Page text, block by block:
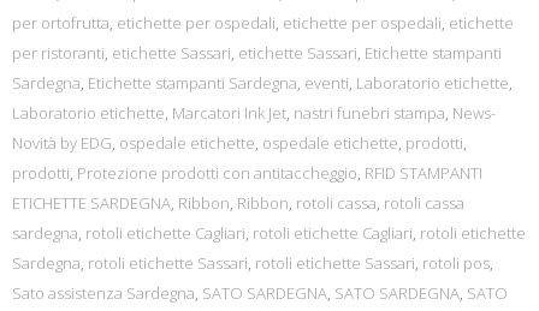
per ortofrutta, etichette per ospedali, etichette per ospedali, etichette
per ristoranti, etichette Sassari, etichette Sassari, Etichette stampanti
Sardegna, Etichette stampanti Sardegna, eventi, Laboratorio etichette,
Laboratorio etichette, Marcatori Ink Jet, nastri funebri stampa, News-
Novità by EDG, ospedale etichette, ospedale etichette, prodotti,
prodotti, Protezione prodotti con antitaccheggio, RFID STAMPANTI
ETICHETTE SARDEGNA, Ribbon, Ribbon, rotoli cassa, rotoli cassa
sardegna, rotoli etichette Cagliari, rotoli etichette Cagliari, rotoli etichette
Sardegna, rotoli etichette Sassari, rotoli etichette Sassari, rotoli pos,
Sato assistenza Sardegna, SATO SARDEGNA, SATO SARDEGNA, SATO